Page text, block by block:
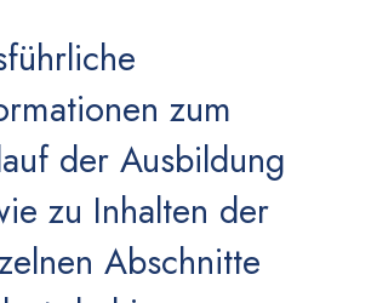
zum
der Ausbildung
zu Inhalten der
Abschnitte